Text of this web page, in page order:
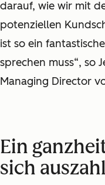
darauf, wie wir mit
potenziellen
ist so ein
sprechen muss“, so
Managing Director
Ein
sich